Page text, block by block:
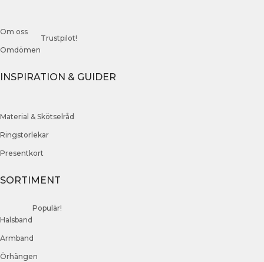
Om oss
Omdömen
Trustpilot!
INSPIRATION & GUIDER
Material & Skötselråd
Ringstorlekar
Presentkort
SORTIMENT
Halsband
Populär!
Armband
Örhängen